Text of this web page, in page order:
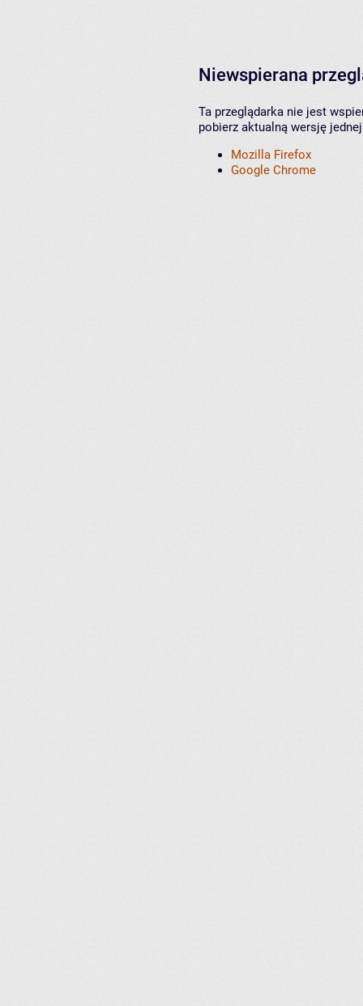
Niewspierana
Ta przeglądarka nie jest
pobierz aktualną wersję
Mozilla Firefox
Google Chrome